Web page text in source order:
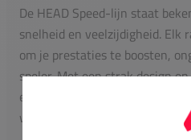
De HEAD Speed-lijn staat
snelheid en veelzijdigheid. Elk
om je prestaties te boosten,
speler. Met een strak design
een racket voor iedereen die
wil krijgen.